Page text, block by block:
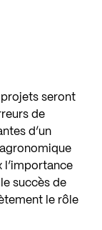
seront
de
d’un
l’importance
succès de
le rôle